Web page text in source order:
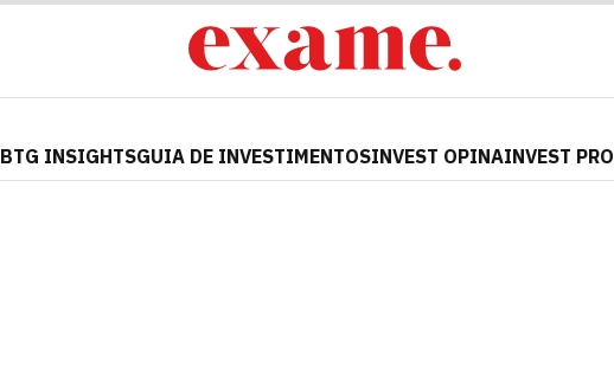
BTG INSIGHTSGUIA DE INVESTIMENTOSINVEST OPINAINVEST PRO